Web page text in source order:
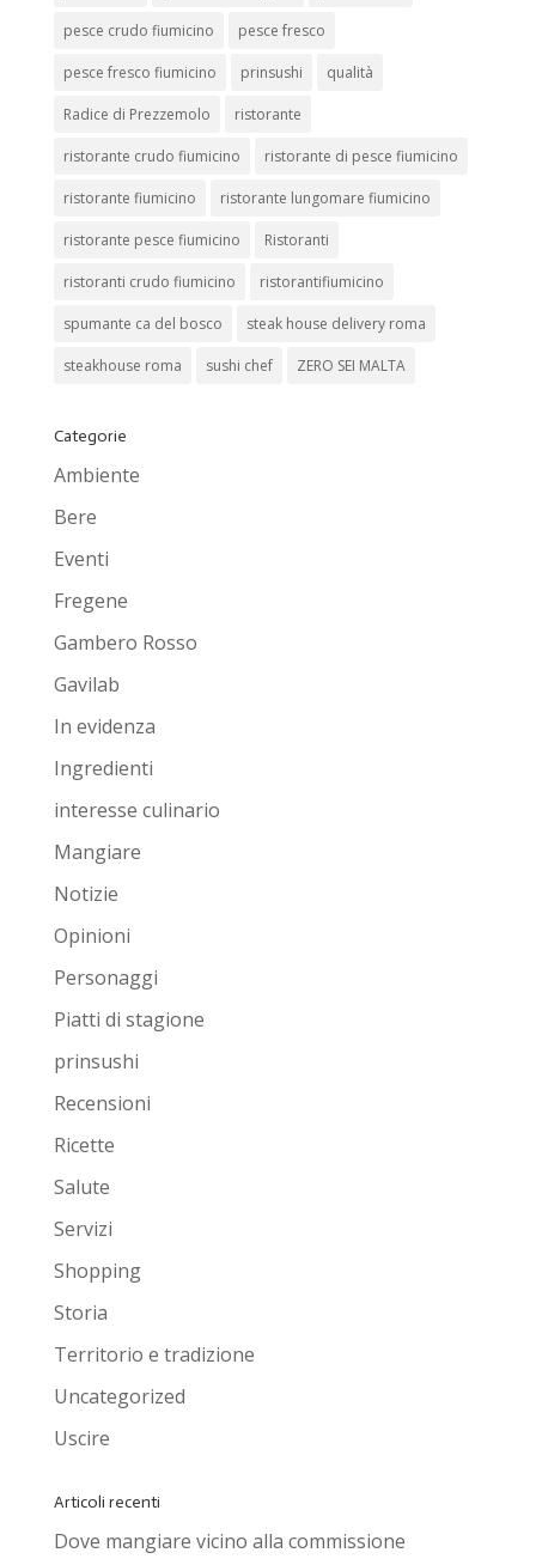
pesce crudo fiumicino pesce fresco
pesce fresco fiumicino prinsushi qualità
Radice di Prezzemolo ristorante
ristorante crudo fiumicino ristorante di pesce fiumicino
ristorante fiumicino ristorante lungomare fiumicino
ristorante pesce fiumicino Ristoranti
ristoranti crudo fiumicino ristorantifiumicino
spumante ca del bosco steak house delivery roma
steakhouse roma sushi chef ZERO SEI MALTA
Categorie
Ambiente
Bere
Eventi
Fregene
Gambero Rosso
Gavilab
In evidenza
Ingredienti
interesse culinario
Mangiare
Notizie
Opinioni
Personaggi
Piatti di stagione
prinsushi
Recensioni
Ricette
Salute
Servizi
Shopping
Storia
Territorio e tradizione
Uncategorized
Uscire
Articoli recenti
Dove mangiare vicino alla commissione